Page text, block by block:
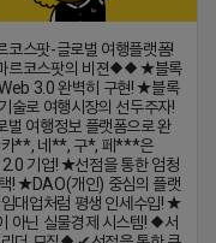
코스팟-글로벌 여행플랫폼!
코스팟의 비젼◆◆ ★블록
3.0 완벽히 구현! ★블록
술로 여행시장의 선두주자!
여행정보 플랫폼으로 완
**, 네**, 구*, 페***은
기업! ★선점을 통한 엄청
! ★DAO(개인) 중심의 플랫
대업처럼 평생 인세수입! ★
아닌 실물경제 시스템! ◆서